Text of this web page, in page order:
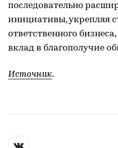
последовательно
инициативы, укрепляя
ответственного
вклад в благополучие
Источник.